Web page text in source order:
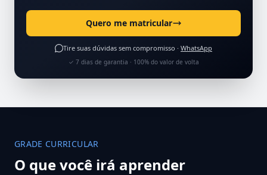
Quero me matricular
Tire suas dúvidas sem compromisso · WhatsApp
✓ 7 dias de garantia · 100% do valor de volta
GRADE CURRICULAR
O que você irá aprender